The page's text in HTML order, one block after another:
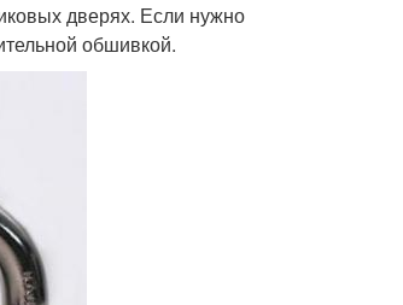
дверях. Если нужно
обшивкой.